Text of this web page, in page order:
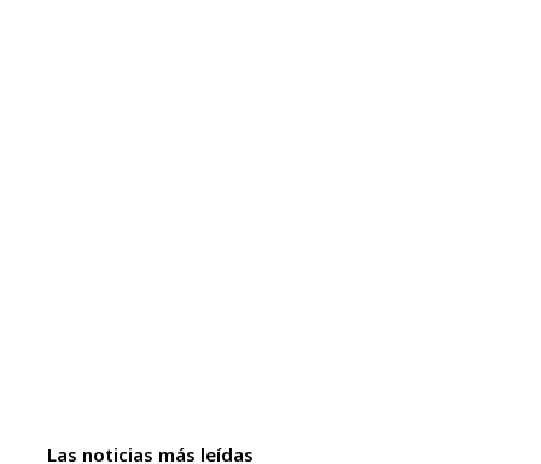
Las noticias más leídas